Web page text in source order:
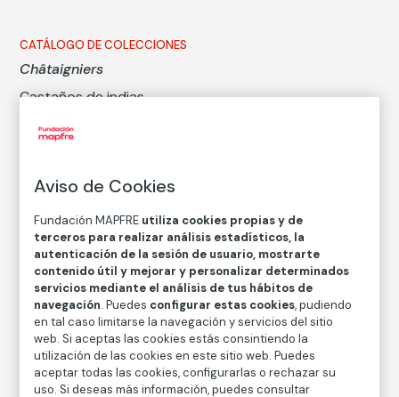
CATÁLOGO DE COLECCIONES
Châtaigniers
Castaños de indias
Eugène Atget
Técnica
Medidas
Medidas mancha: 17,5 × 20,9 cm
Medidas papel: 20,4 × 24,2 cm
Inventario
FM000870
Fecha
1919-1921
Aviso de Cookies
Fundación MAPFRE utiliza cookies propias y de
terceros para realizar análisis estadísticos, la
autenticación de la sesión de usuario, mostrarte
contenido útil y mejorar y personalizar determinados
servicios mediante el análisis de tus hábitos de
navegación. Puedes configurar estas cookies, pudiendo
en tal caso limitarse la navegación y servicios del sitio
web. Si aceptas las cookies estás consintiendo la
utilización de las cookies en este sitio web. Puedes
aceptar todas las cookies, configurarlas o rechazar su
uso. Si deseas más información, puedes consultar